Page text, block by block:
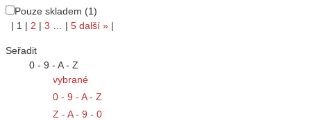
Pouze skladem (1)
| 1 | 2 | 3 | 5 další » |
Seřadit
0 - 9 - A - Z
vybrané
0 - 9 - A - Z
Z - A - 9 - 0